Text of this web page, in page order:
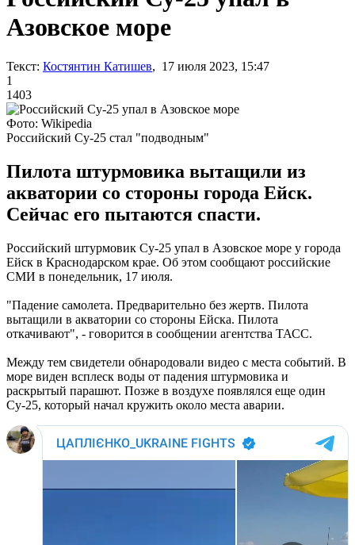
Азовское море
Текст: Костянтин Катишев, 17 июля 2023, 15:47
1
1403
Фото: Wikipedia
Российский Су-25 стал "подводным"
Пилота штурмовика вытащили из
акватории со стороны города Ейск.
Сейчас его пытаются спасти.
Российский штурмовик Су-25 упал в Азовское море у города
Ейск в Краснодарском крае. Об этом сообщают российские
СМИ в понедельник, 17 июля.
"Падение самолета. Предварительно без жертв. Пилота
вытащили в акватории со стороны Ейска. Пилота
откачивают", - говорится в сообщении агентства ТАСС.
Между тем свидетели обнародовали видео с места событий. В
море виден всплеск воды от падения штурмовика и
раскрытый парашют. Позже в воздухе появлялся еще один
Су-25, который начал кружить около места аварии.